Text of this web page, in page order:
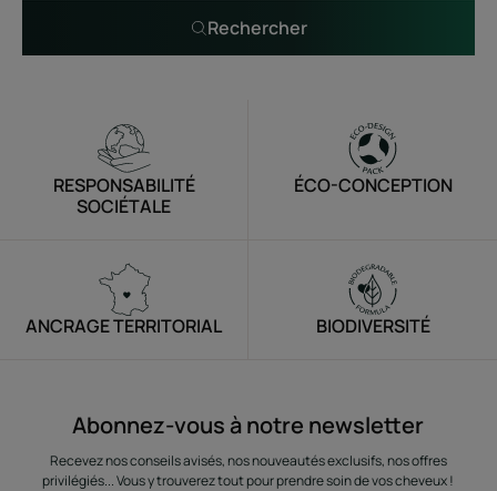
Rechercher
RESPONSABILITÉ
SOCIÉTALE
ÉCO-CONCEPTION
ANCRAGE TERRITORIAL BIODIVERSITÉ
Abonnez-vous à notre newsletter
Recevez nos conseils avisés, nos nouveautés exclusifs, nos offres
privilégiés... Vous y trouverez tout pour prendre soin de vos cheveux !